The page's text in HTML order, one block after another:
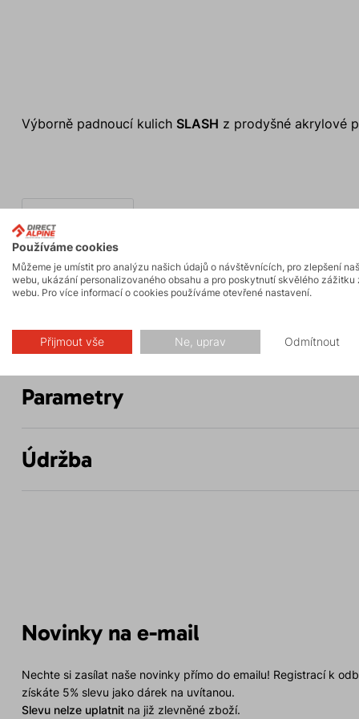
Výborně padnoucí kulich SLASH z prodyšné akrylové
Parametry
Údržba
Novinky na e-mail
Nechte si zasílat naše novinky přímo do emailu! Registrací k
získáte 5% slevu jako dárek na uvítanou.
Slevu nelze uplatnitna již zlevněné zboží.
Používáme cookies
Můžeme je umístit pro analýzu našich údajů o návštěvnících, pro zlepšení
webu, ukázání personalizovaného obsahu a pro poskytnutí skvělého zážitku
webu. Pro více informací o cookies používáme otevřené nastavení.
Přijmout vše Ne, uprav Odmítnout